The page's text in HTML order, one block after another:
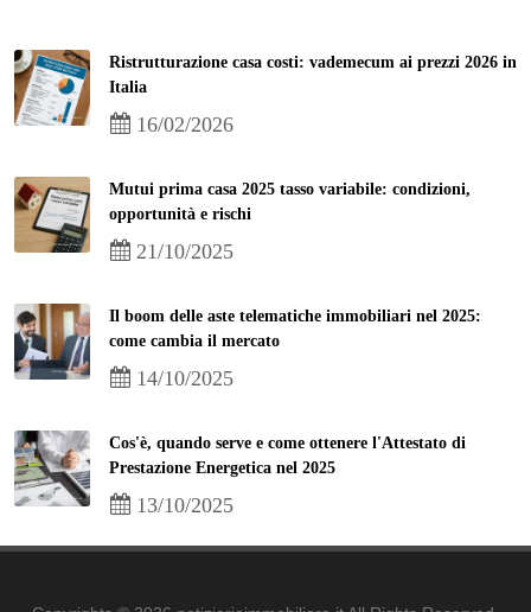
Ristrutturazione casa costi: vademecum ai prezzi 2026 in
Italia
16/02/2026
Mutui prima casa 2025 tasso variabile: condizioni,
opportunità e rischi
21/10/2025
Il boom delle aste telematiche immobiliari nel 2025:
come cambia il mercato
14/10/2025
Cos'è, quando serve e come ottenere l'Attestato di
Prestazione Energetica nel 2025
13/10/2025